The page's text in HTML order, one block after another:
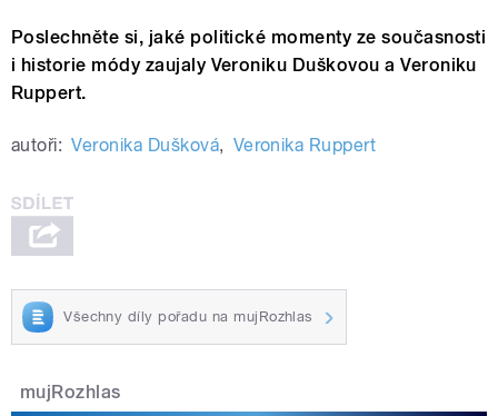
Poslechněte si, jaké politické momenty ze současnosti
i historie módy zaujaly Veroniku Duškovou a Veroniku
Ruppert.
autoři: Veronika Dušková, Veronika Ruppert
Všechny díly pořadu na mujRozhlas
mujRozhlas